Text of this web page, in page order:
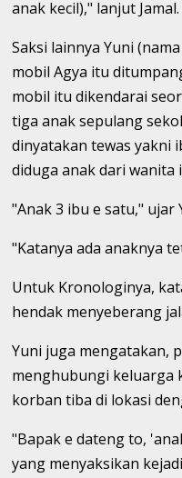
anak kecil)," lanjut Jamal.
Saksi lainnya Yuni
mobil Agya itu
mobil itu dikendarai
tiga anak sepulang
dinyatakan tewas yakni
diduga anak dari wanita
"Anak 3 ibu e satu," ujar
"Katanya ada anaknya
Untuk Kronologinya,
hendak menyeberang
Yuni juga mengatakan,
menghubungi keluarga
korban tiba di lokasi
"Bapak e dateng to,
yang menyaksikan